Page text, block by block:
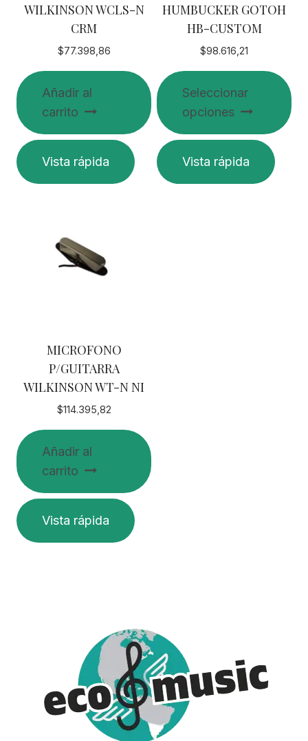
WILKINSON WCLS-N
CRM
$77.398,86
Añadir al
carrito
Vista rápida
HUMBUCKER GOTOH
HB-CUSTOM
$98.616,21
Seleccionar
opciones
Este
producto
tiene
Vista rápida
MICROFONO
P/GUITARRA
WILKINSON WT-N NI
$114.395,82
Añadir al
carrito
Vista rápida